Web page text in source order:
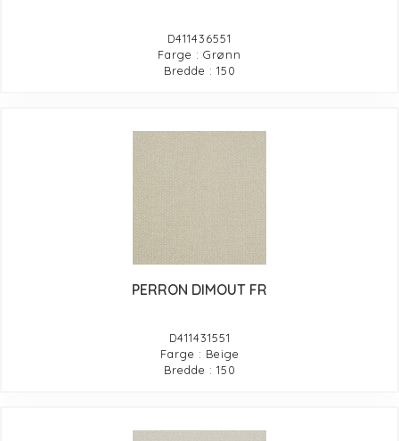
D411436551
Farge : Grønn
Bredde : 150
PERRON DIMOUT FR
D411431551
Farge : Beige
Bredde : 150